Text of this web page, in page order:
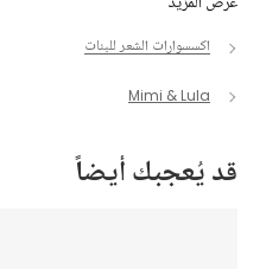
اكسسوارات الشعر للبنات
Mimi & Lula
قد يُعجبك أيضاً